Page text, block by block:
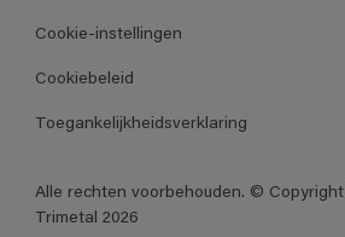
Cookie-instellingen
Cookiebeleid
Toegankelijkheidsverklaring
Alle rechten voorbehouden. © Copyright
Trimetal 2026